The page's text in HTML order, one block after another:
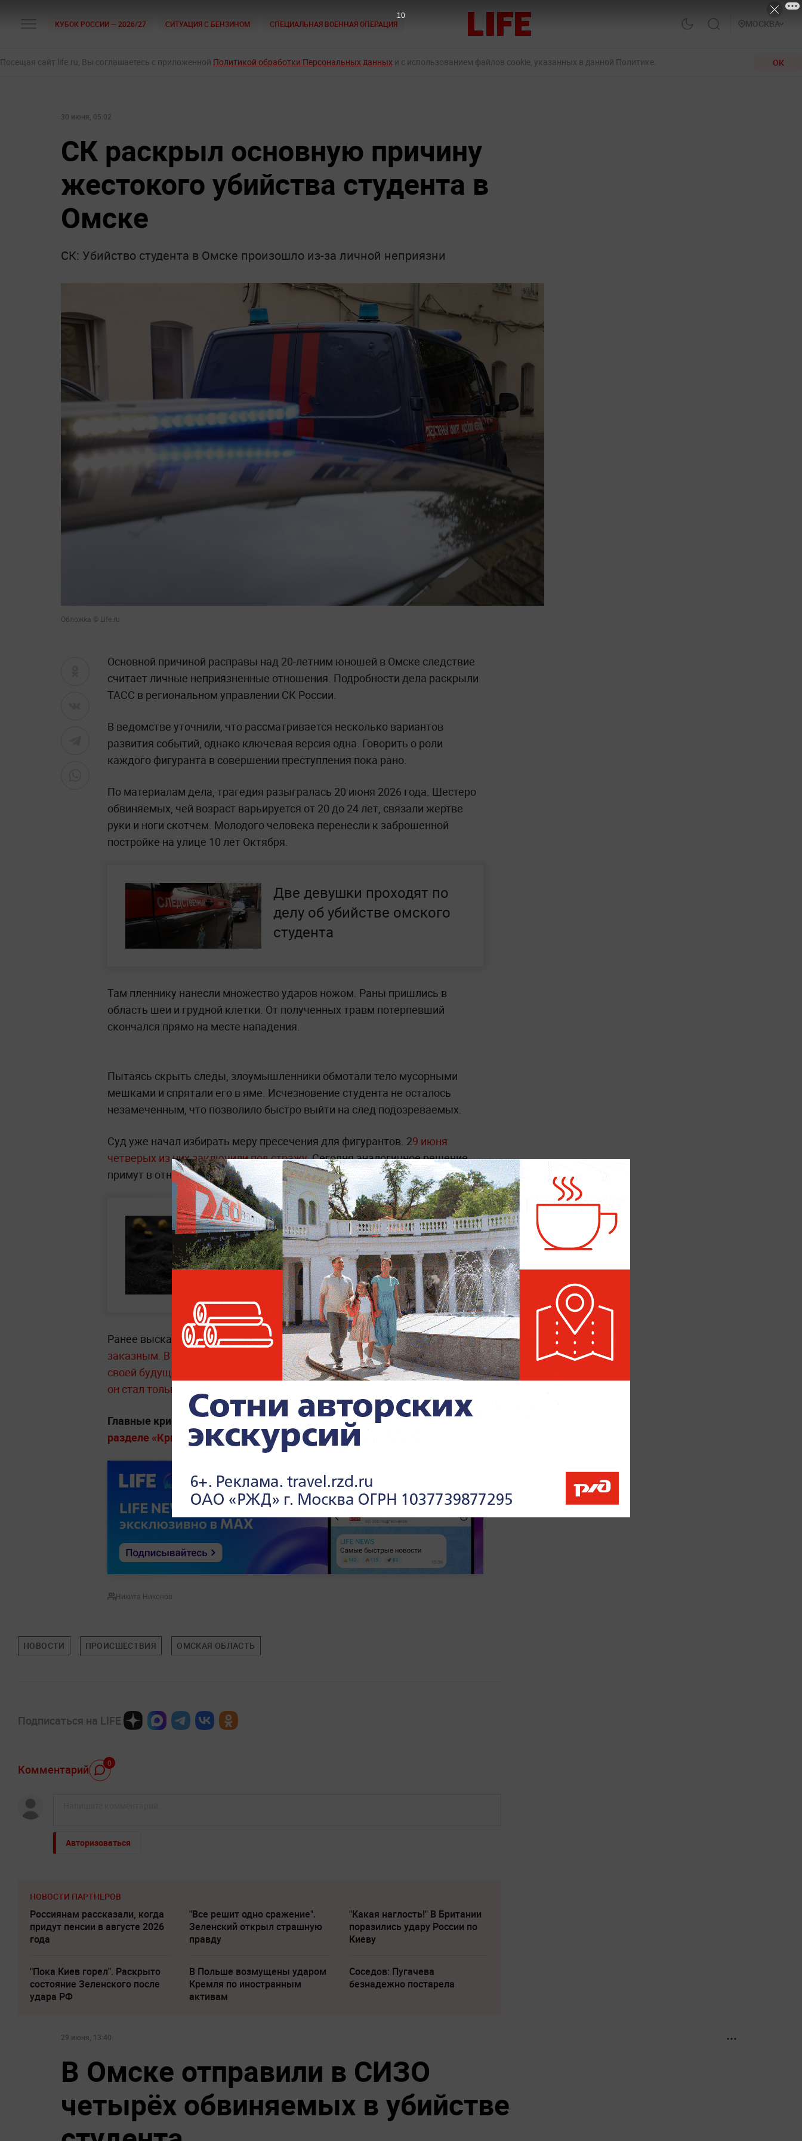
КУБОК РОССИИ — 2026/27 СИТУАЦИЯ С БЕНЗИНОМ СПЕЦИАЛЬНАЯ ВОЕННАЯ ОПЕРАЦИЯ МОСКВА
Посещая сайт life.ru, Вы соглашаетесь с приложенной Политикой обработки Персональных данных и с использованием файлов cookie, указанных в данной Политике. ОК
30 июня, 05:02
СК раскрыл основную причину
жестокого убийства студента в
Омске
СК: Убийство студента в Омске произошло из-за личной неприязни
Обложка © Life.ru
Основной причиной расправы над 20-летним юношей в Омске следствие
считает личные неприязненные отношения. Подробности дела раскрыли
ТАСС в региональном управлении СК России.
В ведомстве уточнили, что рассматривается несколько вариантов
развития событий, однако ключевая версия одна. Говорить о роли
каждого фигуранта в совершении преступления пока рано.
По материалам дела, трагедия разыгралась 20 июня 2026 года. Шестеро
обвиняемых, чей возраст варьируется от 20 до 24 лет, связали жертве
руки и ноги скотчем. Молодого человека перенесли к заброшенной
постройке на улице 10 лет Октября.
Две девушки проходят по
делу об убийстве омского
студента
Там пленнику нанесли множество ударов ножом. Раны пришлись в
область шеи и грудной клетки. От полученных травм потерпевший
скончался прямо на месте нападения.
Пытаясь скрыть следы, злоумышленники обмотали тело мусорными
мешками и спрятали его в яме. Исчезновение студента не осталось
незамеченным, что позволило быстро выйти на след подозреваемых.
Суд уже начал избирать меру пресечения для фигурантов. 29 июня
четверых из них заключили под стражу.Сегодня аналогичное решение
примут в отношении двух оставшихся соучастников.
Пообещали отдать
самородок: Убитого в
Омске студента обманом
заманили на встречу
Ранее высказывалась версия, чтоубийство студента в Омске могло быть
заказным. В прокуратуре заявили, что обвиняемые познакомились со
своей будущей жертвой в интернете.При этоммать убитого заявила, что
он стал только одного из нападавших.
Главные криминальные истории, громкие дела и расследования —в
разделе «Криминал» на Life.ru .
Никита Никонов
НОВОСТИ ПРОИСШЕСТВИЯ ОМСКАЯ ОБЛАСТЬ
Подписаться на LIFE
Комментарий 0
Авторизоваться
НОВОСТИ ПАРТНЕРОВ
Россиянам рассказали, когда
придут пенсии в августе 2026
года
"Все решит одно сражение".
Зеленский открыл страшную
правду
"Какая наглость!" В Британии
поразились удару России по
Киеву
"Пока Киев горел". Раскрыто
состояние Зеленского после
удара РФ
В Польше возмущены ударом
Кремля по иностранным
активам
Соседов: Пугачева
безнадежно постарела
29 июня, 13:40
В Омске отправили в СИЗО
четырёх обвиняемых в убийстве
9